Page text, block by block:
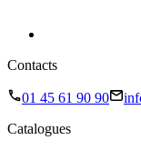
Contacts
01 45 61 90 90
Catalogues